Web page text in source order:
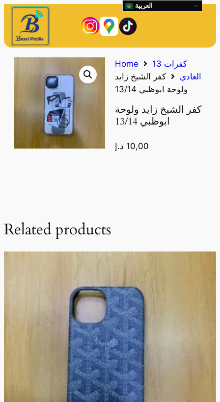
Home
كفرات 13
العادي
كفر الشيخ زايد
ولوحة ابوظبي 13/14
كفر الشيخ زايد ولوحة
ابوظبي 13/14
10,00 د.إ
Related products
العربية